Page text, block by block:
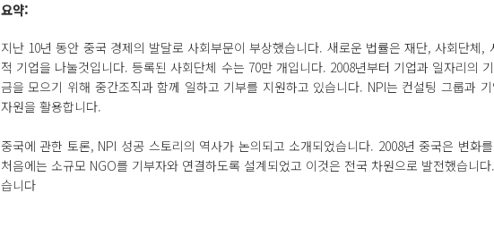
요약:
지난 10년 동안 중국 경제의 발달로 사회부문이 부상했습니다. 새로운 법률은 재단, 사회단체,
적 기업을 나눌것입니다. 등록된 사회단체 수는 70만 개입니다. 2008년부터 기업과 일자리의
금을 모으기 위해 중간조직과 함께 일하고 기부를 지원하고 있습니다. NPI는 컨설팅 그룹과
자원을 활용합니다.
중국에 관한 토론, NPI 성공 스토리의 역사가 논의되고 소개되었습니다. 2008년 중국은 변화
처음에는 소규모 NGO를 기부자와 연결하도록 설계되었고 이것은 전국 차원으로 발전했습니
습니다